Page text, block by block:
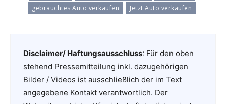
gebrauchtes Auto verkaufen
Jetzt Auto verkaufen
Disclaimer/ Haftungsausschluss: Für den oben
stehend Pressemitteilung inkl. dazugehörigen
Bilder / Videos ist ausschließlich der im Text
angegebene Kontakt verantwortlich. Der